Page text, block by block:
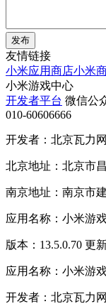
发布
友情链接
小米应用商店小米
小米游戏中心
开发者平台 微信公
010-60606666
开发者：北京瓦力
北京地址：北京市
南京地址：南京市
应用名称：小米游
版本：13.5.0.70 更
应用名称：小米游
开发者：北京瓦力